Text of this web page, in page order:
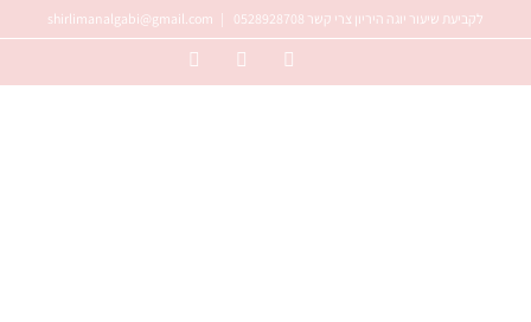
לקביעת שיעור יוגה היריון צרי קשר 0528928708 |
shirlimanalgabi@gmail.com
YouTube
Facebook